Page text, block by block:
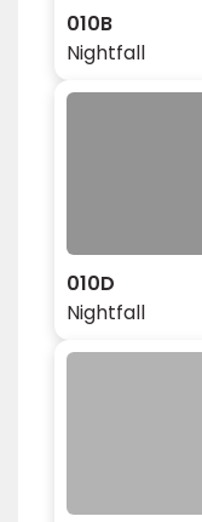
010B
Nightfall
010D
Nightfall